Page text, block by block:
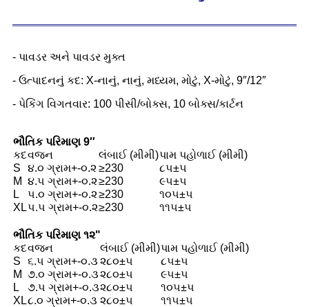
- પાવડર અને પાવડર મુક્ત
- ઉત્પાદનનું કદ: X-નાનું, નાનું, મધ્યમ, મોટું, X-મોટું, 9″/12″
- પેકિંગ વિગતવાર: 100 પીસી/બોક્સ, 10 બોક્સ/કાર્ટન
ભૌતિક પરિમાણ 9″
કદવજન લંબાઈ (મીમી)પામ પહોળાઈ (મીમી)
S
૪.૦ ગ્રામ+-૦.૨≥230
૮૫±૫
M ૪.૫ ગ્રામ+-૦.૨≥230
૯૫±૫
L
૫.૦ ગ્રામ+-૦.૨≥230
૧૦૫±૫
XL૫.૫ ગ્રામ+-૦.૨≥230 ૧૧૫±૫
ભૌતિક પરિમાણ ૧૨"
કદવજન લંબાઈ (મીમી)પામ પહોળાઈ (મીમી)
S
૬.૫ ગ્રામ+-૦.૩ ૨૮૦±૫
૮૫±૫
M ૭.૦ ગ્રામ+-૦.૩૨૮૦±૫
૯૫±૫
L
૭.૫ ગ્રામ+-૦.૩૨૮૦±૫
૧૦૫±૫
XL૮.૦ ગ્રામ+-૦.૩ ૨૮૦±૫ ૧૧૫±૫